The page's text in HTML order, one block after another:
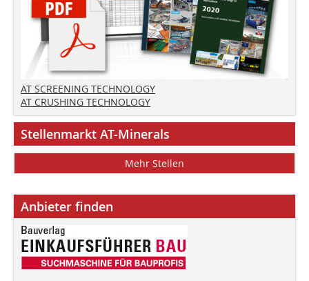
AT SCREENING TECHNOLOGY
AT CRUSHING TECHNOLOGY
Stellenmarkt AT-Minerals
Mehr Stellen
Anbieter finden